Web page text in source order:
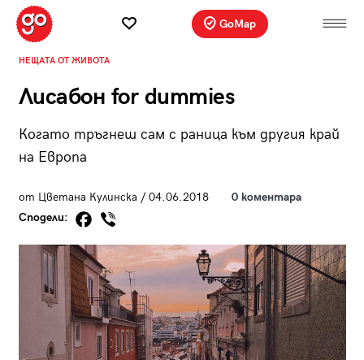
GoMap
НЕЩАТА ОТ ЖИВОТА
Лисабон for dummies
Когато тръгнеш сам с раница към другия край
на Европа
от Цветана Кулинска / 04.06.2018
0 коментара
Сподели: